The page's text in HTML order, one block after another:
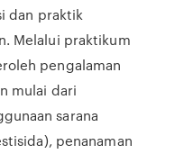
dan praktik
Melalui praktikum
pengalaman
mulai dari
sarana
penanaman